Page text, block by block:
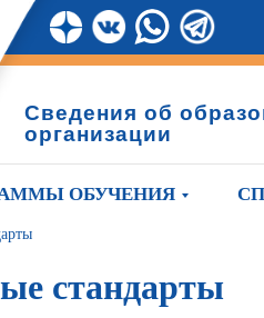
Сведения об
организации
ОБУЧЕНИЯ
стандарты